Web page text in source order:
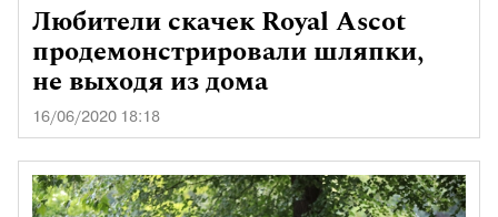
Любители скачек Royal Ascot
продемонстрировали шляпки,
не выходя из дома
16/06/2020 18:18